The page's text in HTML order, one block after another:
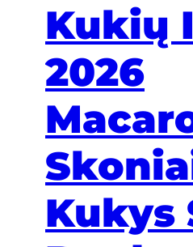
Kukių
2026
Kukys